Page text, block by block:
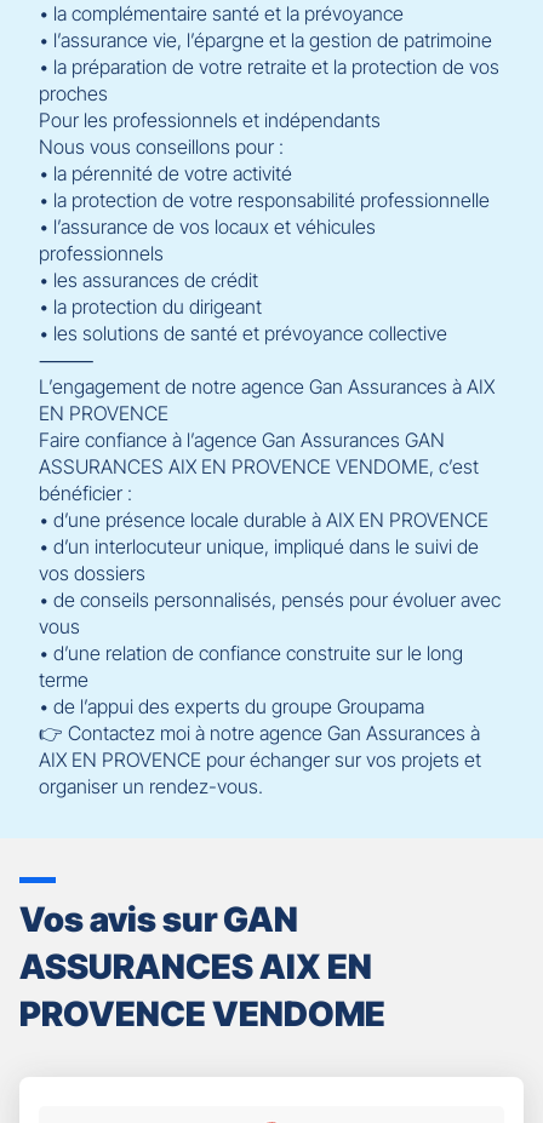
• la complémentaire santé et la prévoyance
• l’assurance vie, l’épargne et la gestion de patrimoine
• la préparation de votre retraite et la protection de vos
proches
Pour les professionnels et indépendants
Nous vous conseillons pour :
• la pérennité de votre activité
• la protection de votre responsabilité professionnelle
• l’assurance de vos locaux et véhicules
professionnels
• les assurances de crédit
• la protection du dirigeant
• les solutions de santé et prévoyance collective
⸻
L’engagement de notre agence Gan Assurances à AIX
EN PROVENCE
Faire confiance à l’agence Gan Assurances GAN
ASSURANCES AIX EN PROVENCE VENDOME, c’est
bénéficier :
• d’une présence locale durable à AIX EN PROVENCE
• d’un interlocuteur unique, impliqué dans le suivi de
vos dossiers
• de conseils personnalisés, pensés pour évoluer avec
vous
• d’une relation de confiance construite sur le long
terme
• de l’appui des experts du groupe Groupama
👉 Contactez moi à notre agence Gan Assurances à
AIX EN PROVENCE pour échanger sur vos projets et
organiser un rendez-vous.
Vos avis sur GAN
ASSURANCES AIX EN
PROVENCE VENDOME